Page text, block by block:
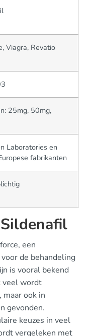
Viagra, Revatio
25mg, 50mg,
Laboratories en
fabrikanten
een
de behandeling
is vooral bekend
veel wordt
maar ook in
gevonden.
keuzes in veel
vergeleken met